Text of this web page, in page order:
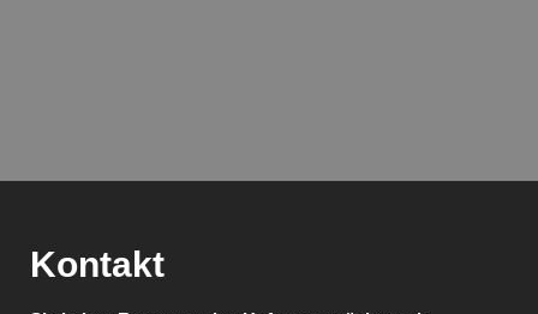
Kontakt